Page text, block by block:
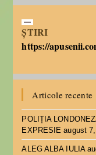
ȘTIRI
https://
Articole recente
POLIȚIA
EXPRESIE august
ALEG ALBA IULIA